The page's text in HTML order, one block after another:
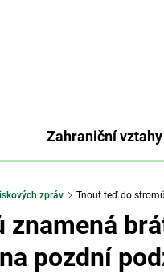
Zahraniční vztahy
zpráv Tnout teď do
pozdní